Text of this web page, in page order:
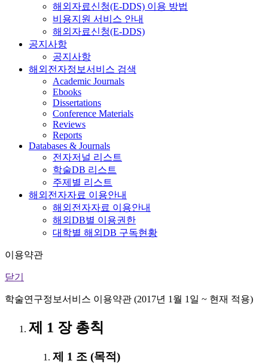
해외자료신청(E-DDS) 이용 방법
비용지원 서비스 안내
해외자료신청(E-DDS)
공지사항
공지사항
해외전자정보서비스 검색
Academic Journals
Ebooks
Dissertations
Conference Materials
Reviews
Reports
Databases & Journals
전자저널 리스트
학술DB 리스트
주제별 리스트
해외전자자료 이용안내
해외전자자료 이용안내
해외DB별 이용권한
대학별 해외DB 구독현황
이용약관
닫기
학술연구정보서비스 이용약관 (2017년 1월 1일 ~ 현재 적용)
제 1 장 총칙
제 1 조 (목적)